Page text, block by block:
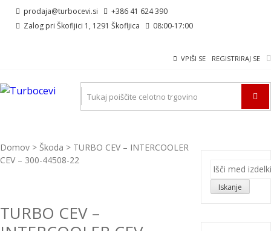
Skip
Skip prodaja@turbocevi.si
+386 41 624 390
Zalog pri Škofljici 1, 1291 Škofljica
08:00-17:00
VPIŠI SE REGISTRIRAJ SE
TURBOCEVI
Turbo ideal – turbo cevi
Domov > Škoda > TURBO CEV – INTERCOOLER
CEV – 300-44508-22
TURBO CEV –
Išči:
Iskanje